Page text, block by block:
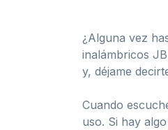
¿Alguna vez
inalámbricos
y, déjame
Cuando
uso. Si hay